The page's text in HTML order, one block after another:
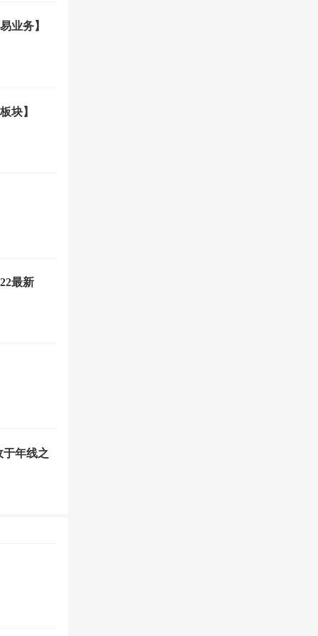
业务】
块】
最新
于年线之